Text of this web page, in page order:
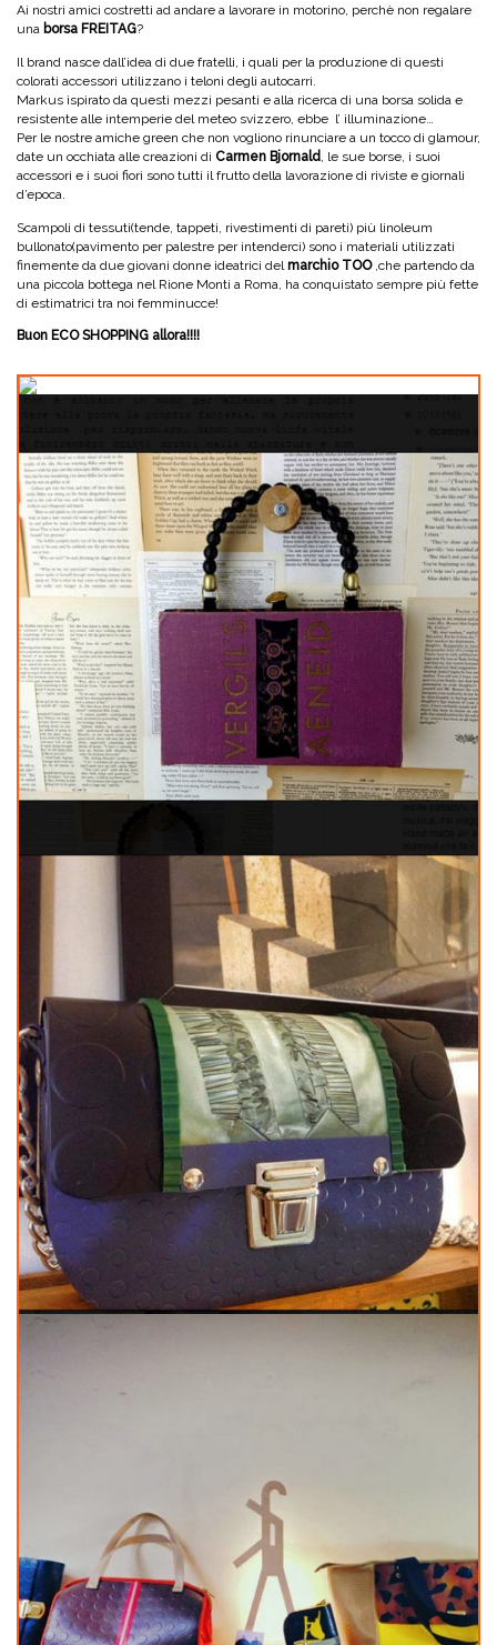
Ai nostri amici costretti ad andare a lavorare in motorino, perchè non regalare
una borsa FREITAG?
Il brand nasce dall’idea di due fratelli, i quali per la produzione di questi
colorati accessori utilizzano i teloni degli autocarri.
Markus ispirato da questi mezzi pesanti e alla ricerca di una borsa solida e
resistente alle intemperie del meteo svizzero, ebbe l’ illuminazione…
Per le nostre amiche green che non vogliono rinunciare a un tocco di glamour,
date un occhiata alle creazioni di Carmen Bjornald , le sue borse, i suoi
accessori e i suoi fiori sono tutti il frutto della lavorazione di riviste e giornali
d’epoca.
Scampoli di tessuti(tende, tappeti, rivestimenti di pareti) più linoleum
bullonato(pavimento per palestre per intenderci) sono i materiali utilizzati
finemente da due giovani donne ideatrici del marchio TOO,che partendo da
una piccola bottega nel Rione Monti a Roma, ha conquistato sempre più fette
di estimatrici tra noi femminucce!
Buon ECO SHOPPING allora!!!!